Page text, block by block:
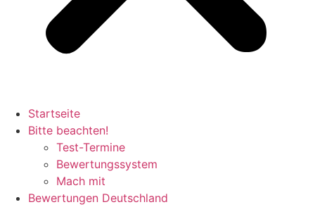
Startseite
Bitte beachten!
Test-Termine
Bewertungssystem
Mach mit
Bewertungen Deutschland